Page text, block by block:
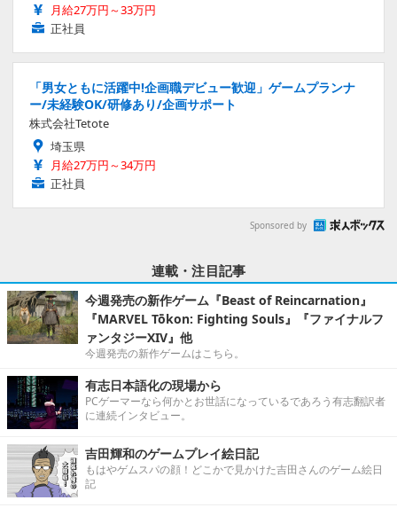
月給27万円～33万円
正社員
「男女ともに活躍中!企画職デビュー歓迎」ゲームプランナ
ー/未経験OK/研修あり/企画サポート
株式会社Tetote
埼玉県
月給27万円～34万円
正社員
Sponsored by
連載・注目記事
今週発売の新作ゲーム『Beast of Reincarnation』
『MARVEL Tōkon: Fighting Souls』『ファイナルフ
ァンタジーXIV』他
今週発売の新作ゲームはこちら。
有志日本語化の現場から
PCゲーマーなら何かとお世話になっているであろう有志翻訳者
に連続インタビュー。
吉田輝和のゲームプレイ絵日記
もはやゲムスパの顔！どこかで見かけた吉田さんのゲーム絵日
記